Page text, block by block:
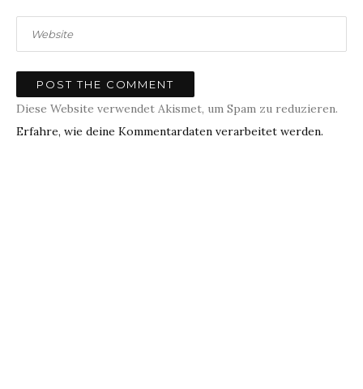
Diese Website verwendet Akismet, um Spam zu reduzieren.
Erfahre, wie deine Kommentardaten verarbeitet werden.